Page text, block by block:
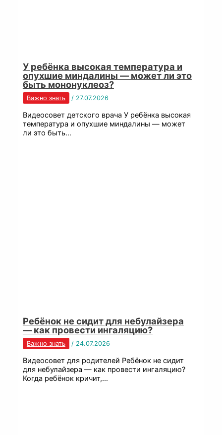
У ребёнка высокая температура и
опухшие миндалины — может ли это
быть мононуклеоз?
Важно знать / 27.07.2026
Видеосовет детского врача У ребёнка высокая
температура и опухшие миндалины — может
ли это быть…
Ребёнок не сидит для небулайзера
— как провести ингаляцию?
Важно знать / 24.07.2026
Видеосовет для родителей Ребёнок не сидит
для небулайзера — как провести ингаляцию?
Когда ребёнок кричит,…